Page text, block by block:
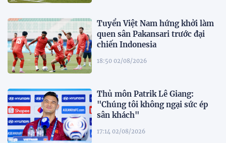
Tuyển Việt Nam hứng khởi làm
quen sân Pakansari trước đại
chiến Indonesia
18:50 02/08/2026
Thủ môn Patrik Lê Giang:
"Chúng tôi không ngại sức ép
sân khách"
17:14 02/08/2026